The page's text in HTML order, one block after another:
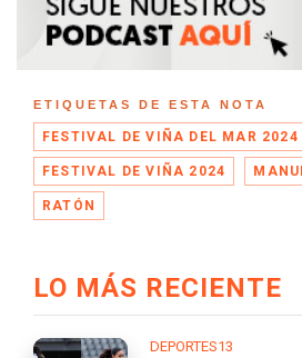
ETIQUETAS DE ESTA NOTA
FESTIVAL DE VIÑA DEL MAR 2024
FESTIVAL DE VIÑA 2024
RATÓN
LO MÁS RECIENTE
DEPORTES13